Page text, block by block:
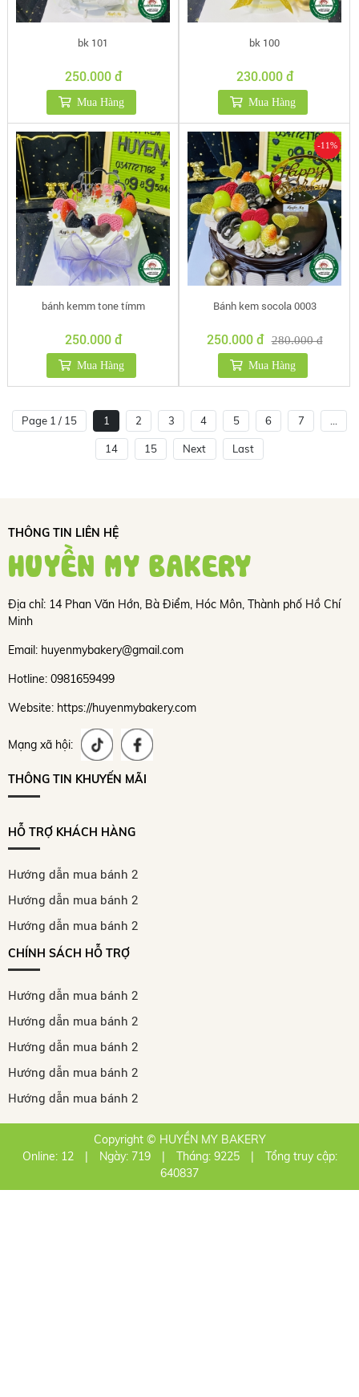
bk 101
250.000 đ
Mua Hàng
bk 100
230.000 đ
Mua Hàng
bánh kemm tone tímm
250.000 đ
Mua Hàng
Bánh kem socola 0003
250.000 đ 280.000 đ
-11%
Mua Hàng
Page 1 / 15 1 2 3 4 5 6 7
14 15 Next Last
THÔNG TIN LIÊN HỆ
HUYỀN MY BAKERY
Địa chỉ: 14 Phan Văn Hớn, Bà Điểm, Hóc Môn, Thành phố Hồ Chí
Minh
Email: huyenmybakery@gmail.com
Hotline: 0981659499
Website: https://huyenmybakery.com
Mạng xã hội:
THÔNG TIN KHUYẾN MÃI
HỖ TRỢ KHÁCH HÀNG
Hướng dẫn mua bánh 2
Hướng dẫn mua bánh 2
Hướng dẫn mua bánh 2
CHÍNH SÁCH HỖ TRỢ
Hướng dẫn mua bánh 2
Hướng dẫn mua bánh 2
Hướng dẫn mua bánh 2
Hướng dẫn mua bánh 2
Hướng dẫn mua bánh 2
Copyright © HUYỀN MY BAKERY
Online: 12
| Ngày: 719 | Tháng: 9225 |
Tổng truy cập:
640837